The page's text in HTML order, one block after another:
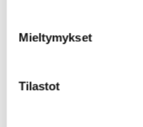
Mieltymykset
Tilastot